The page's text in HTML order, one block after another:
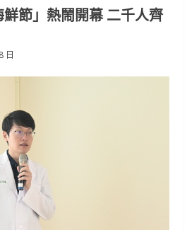
鮮節」熱鬧開幕 二千人齊
日